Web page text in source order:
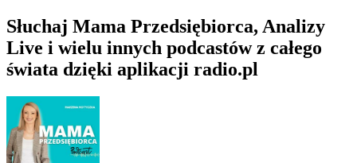
Słuchaj Mama Przedsiębiorca, Analizy
Live i wielu innych podcastów z całego
świata dzięki aplikacji radio.pl